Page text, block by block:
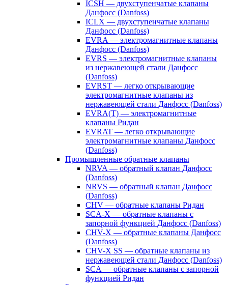
ICSH — двухступенчатые клапаны
Данфосс (Danfoss)
ICLX — двухступенчатые клапаны
Данфосс (Danfoss)
EVRA — электромагнитные клапаны
Данфосс (Danfoss)
EVRS — электромагнитные клапаны
из нержавеющей стали Данфосс
(Danfoss)
EVRST — легко открывающие
электромагнитные клапаны из
нержавеющей стали Данфосс (Danfoss)
EVRA(T) — электромагнитные
клапаны Ридан
EVRAT — легко открывающие
электромагнитные клапаны Данфосс
(Danfoss)
Промышленные обратные клапаны
NRVA — обратный клапан Данфосс
(Danfoss)
NRVS — обратный клапан Данфосс
(Danfoss)
CHV — обратные клапаны Ридан
SCA-X — обратные клапаны с
запорной функцией Данфосс (Danfoss)
CHV-X — обратные клапаны Данфосс
(Danfoss)
CHV-X SS — обратные клапаны из
нержавеющей стали Данфосс (Danfoss)
SCA — обратные клапаны с запорной
функцией Ридан